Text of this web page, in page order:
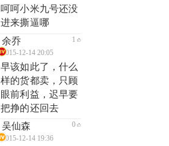
呵呵小米九号还没
进来撕逼哪
余乔
2015-12-14 20:05
1
早该如此了，什么
样的货都卖，只顾
眼前利益，迟早要
把挣的还回去
吴仙森
2015-12-14 19:36
0